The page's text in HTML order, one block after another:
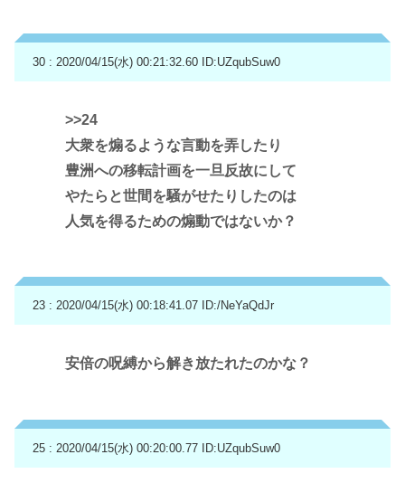
30 : 2020/04/15(水) 00:21:32.60 ID:UZqubSuw0
>>24
大衆を煽るような言動を弄したり
豊洲への移転計画を一旦反故にして
やたらと世間を騒がせたりしたのは
人気を得るための煽動ではないか？
23 : 2020/04/15(水) 00:18:41.07 ID:/NeYaQdJr
安倍の呪縛から解き放たれたのかな？
25 : 2020/04/15(水) 00:20:00.77 ID:UZqubSuw0